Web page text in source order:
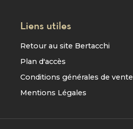
Liens utiles
Retour au site Bertacchi
Plan d'accès
Conditions générales de vente
Mentions Légales